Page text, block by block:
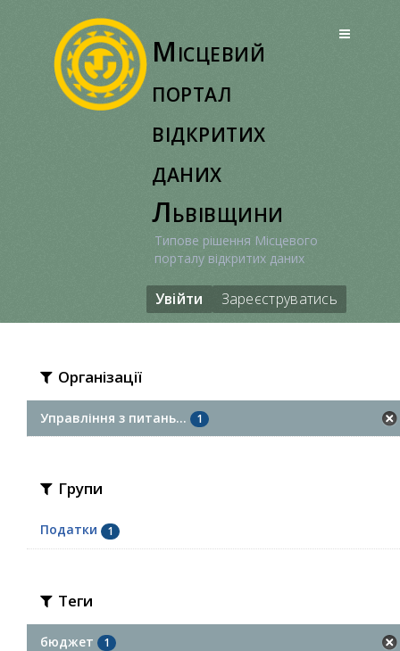
Місцевий
портал
відкритих
даних
Львівщини
Типове рішення Місцевого
порталу відкритих даних
Увійти Зареєструватись
Організації
Управління з питань... 1
Групи
Податки 1
Теги
бюджет 1